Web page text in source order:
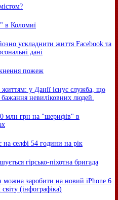
в Коломиї
ускладнити життя Facebook та
дані
пожеж
у Данії існує служба, що
бажання невиліковних людей.
млн грн на "шерифів" в
на селфі 54 години на рік
гірсько-піхотна бригада
можна заробити на новий iPhone 6
(інфографіка)